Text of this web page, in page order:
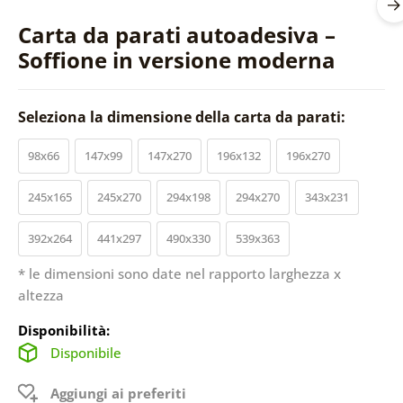
Carta da parati autoadesiva –
Soffione in versione moderna
Seleziona la dimensione della carta da parati:
98x66 147x99 147x270 196x132 196x270
245x165 245x270 294x198 294x270 343x231
392x264 441x297 490x330 539x363
* le dimensioni sono date nel rapporto larghezza x
altezza
Disponibilità:
Disponibile
Aggiungi ai preferiti